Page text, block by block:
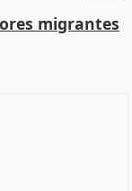
migrantes